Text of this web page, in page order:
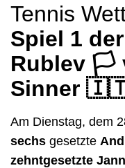
Tennis
Spiel 1
Rublev 🏳️
Sinner
Am Dienstag, dem
sechs gesetzte
zehntgesetzte